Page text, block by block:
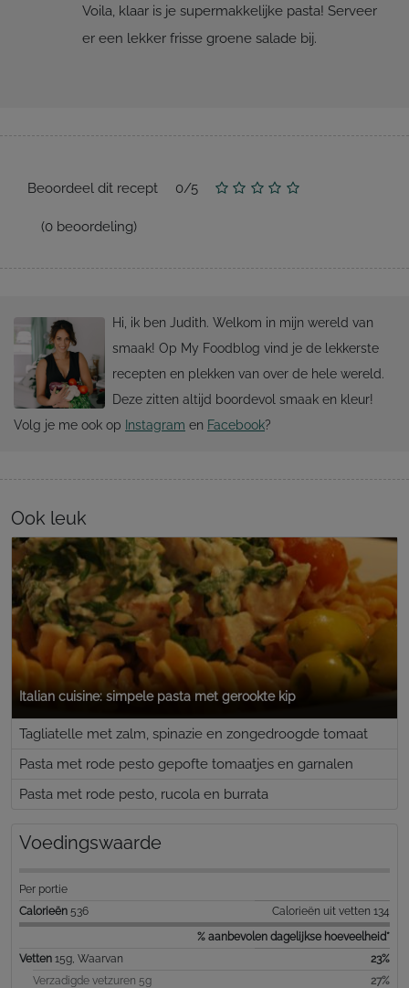
Voila, klaar is je supermakkelijke pasta! Serveer
er een lekker frisse groene salade bij.
Beoordeel dit recept 0/5
(0 beoordeling)
Hi, ik ben Judith. Welkom in mijn wereld van
smaak! Op My Foodblog vind je de lekkerste
recepten en plekken van over de hele wereld.
Deze zitten altijd boordevol smaak en kleur!
Volg je me ook op Instagram en Facebook?
Ook leuk
Italian cuisine: simpele pasta met gerookte kip
Tagliatelle met zalm, spinazie en zongedroogde tomaat
Pasta met rode pesto gepofte tomaatjes en garnalen
Pasta met rode pesto, rucola en burrata
Voedingswaarde
Per portie
Calorieën 536
Calorieën uit vetten 134
% aanbevolen dagelijkse hoeveelheid*
Vetten 15g, Waarvan
23%
Verzadigde vetzuren 5g
27%